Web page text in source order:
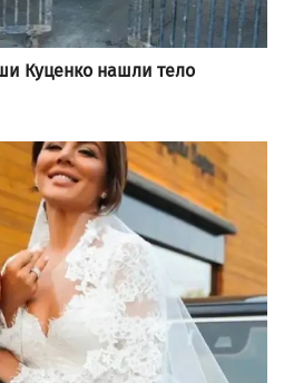
Куценко нашли тело